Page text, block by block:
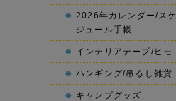
2026年カレンダー/スケ
ジュール手帳
インテリアテープ/ヒモ
ハンギング/吊るし雑貨
キャンプグッズ